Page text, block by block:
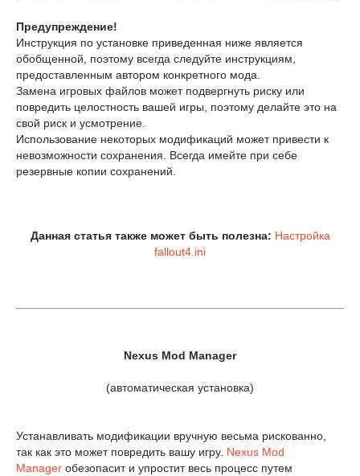
Предупреждение!
Инструкция по установке приведенная ниже является
обобщенной, поэтому всегда следуйте инструкциям,
предоставленным автором конкретного мода.
Замена игровых файлов может подвергнуть риску или
повредить целостность вашей игры, поэтому делайте это на
свой риск и усмотрение.
Использование некоторых модификаций может привести к
невозможности сохранения. Всегда имейте при себе
резервные копии сохранений.
Данная статья также может быть полезна: Настройка
fallout4.ini
Nexus Mod Manager
(автоматическая установка)
Устанавливать модификации вручную весьма рискованно,
так как это может повредить вашу игру. Nexus Mod
Manager обезопасит и упростит весь процесс путем